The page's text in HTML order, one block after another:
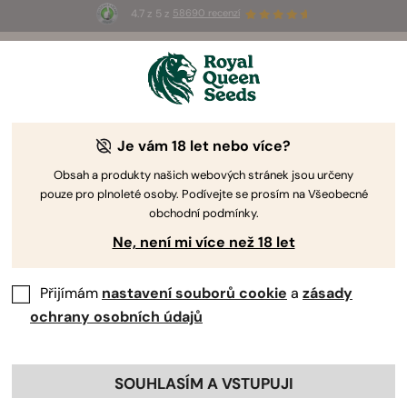
4.7 z 5 z 58690 recenzí
3 semínka White Widow Auto
Je vám 18 let nebo více?
Obsah a produkty našich webových stránek jsou určeny
pouze pro plnoleté osoby. Podívejte se prosím na Všeobecné
obchodní podmínky.
Ne, není mi více než 18 let
Přijímám nastavení souborů cookie a zásady
ochrany osobních údajů
SOUHLASÍM A VSTUPUJI